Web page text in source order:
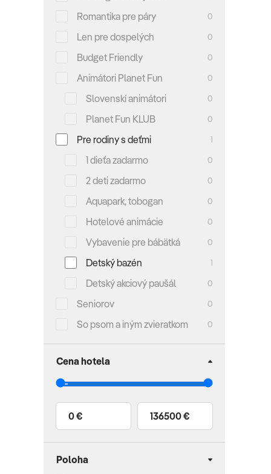
Romantika pre páry 0
Len pre dospelých 0
Budget Friendly 0
Animátori Planet Fun 0
Slovenskí animátori 0
Planet Fun KLUB 0
Pre rodiny s deťmi 1
1 dieťa zadarmo 0
2 deti zadarmo 0
Aquapark, tobogan 0
Hotelové animácie 0
Vybavenie pre bábätká 0
Detský bazén 1
Detský akciový paušál 0
Seniorov 0
So psom a iným zvieratkom 0
Cena hotela
0 € 136500 €
Poloha